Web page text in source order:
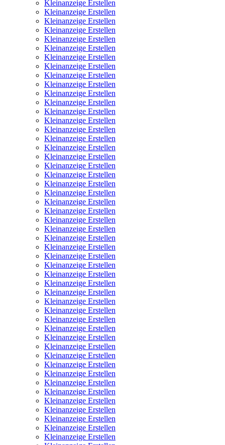
Kleinanzeige Erstellen
Kleinanzeige Erstellen
Kleinanzeige Erstellen
Kleinanzeige Erstellen
Kleinanzeige Erstellen
Kleinanzeige Erstellen
Kleinanzeige Erstellen
Kleinanzeige Erstellen
Kleinanzeige Erstellen
Kleinanzeige Erstellen
Kleinanzeige Erstellen
Kleinanzeige Erstellen
Kleinanzeige Erstellen
Kleinanzeige Erstellen
Kleinanzeige Erstellen
Kleinanzeige Erstellen
Kleinanzeige Erstellen
Kleinanzeige Erstellen
Kleinanzeige Erstellen
Kleinanzeige Erstellen
Kleinanzeige Erstellen
Kleinanzeige Erstellen
Kleinanzeige Erstellen
Kleinanzeige Erstellen
Kleinanzeige Erstellen
Kleinanzeige Erstellen
Kleinanzeige Erstellen
Kleinanzeige Erstellen
Kleinanzeige Erstellen
Kleinanzeige Erstellen
Kleinanzeige Erstellen
Kleinanzeige Erstellen
Kleinanzeige Erstellen
Kleinanzeige Erstellen
Kleinanzeige Erstellen
Kleinanzeige Erstellen
Kleinanzeige Erstellen
Kleinanzeige Erstellen
Kleinanzeige Erstellen
Kleinanzeige Erstellen
Kleinanzeige Erstellen
Kleinanzeige Erstellen
Kleinanzeige Erstellen
Kleinanzeige Erstellen
Kleinanzeige Erstellen
Kleinanzeige Erstellen
Kleinanzeige Erstellen
Kleinanzeige Erstellen
Kleinanzeige Erstellen